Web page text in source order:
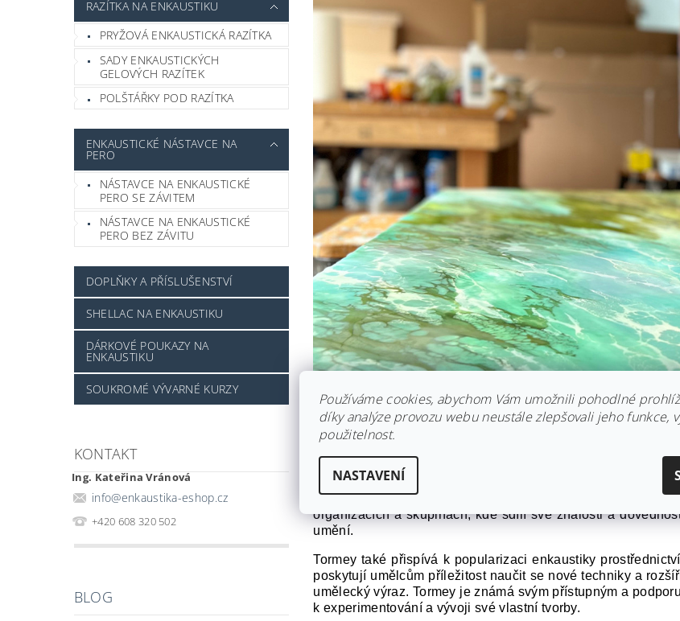
RAZÍTKA NA ENKAUSTIKU
PRYŽOVÁ ENKAUSTICKÁ RAZÍTKA
SADY ENKAUSTICKÝCH
GELOVÝCH RAZÍTEK
POLŠTÁŘKY POD RAZÍTKA
ENKAUSTICKÉ NÁSTAVCE NA
PERO
NÁSTAVCE NA ENKAUSTICKÉ
PERO SE ZÁVITEM
NÁSTAVCE NA ENKAUSTICKÉ
PERO BEZ ZÁVITU
DOPLŇKY A PŘÍSLUŠENSTVÍ
SHELLAC NA ENKAUSTIKU
DÁRKOVÉ POUKAZY NA
ENKAUSTIKU
SOUKROMÉ VÝVARNÉ KURZY
KONTAKT
Ing. Kateřina Vránová
info@enkaustika-eshop.cz
+420 608 320 502
BLOG
Alicia Tormey má významný vliv na enkaustickou
a uměleckých kritiků po celém světě a přispívají k
organizacích a skupinách, kde sdílí své znalosti a
umění.
Tormey také přispívá k popularizaci enkaustiky
poskytují umělcům příležitost naučit se nové techniky a
umělecký výraz. Tormey je známá svým přístupným a
k experimentování a vývoji své vlastní tvorby.
Používáme cookies, abychom Vám umožnili pohodlné
díky analýze provozu webu neustále zlepšovali jeho funkce,
použitelnost.
NASTAVENÍ